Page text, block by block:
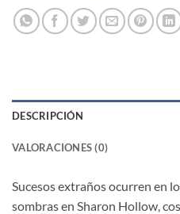
DESCRIPCIÓN
VALORACIONES (0)
Sucesos extraños ocurren en
sombras en Sharon Hollow,